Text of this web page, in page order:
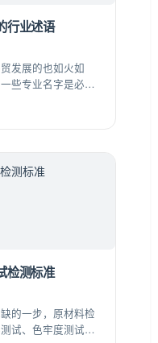
行业述语
发展的也如火如
些专业名字是必须
检测标准
的一步，原材料检
试、色牢度测试、